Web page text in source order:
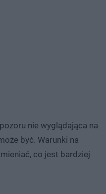
nie wyglądająca na
być. Warunki na
co jest bardziej